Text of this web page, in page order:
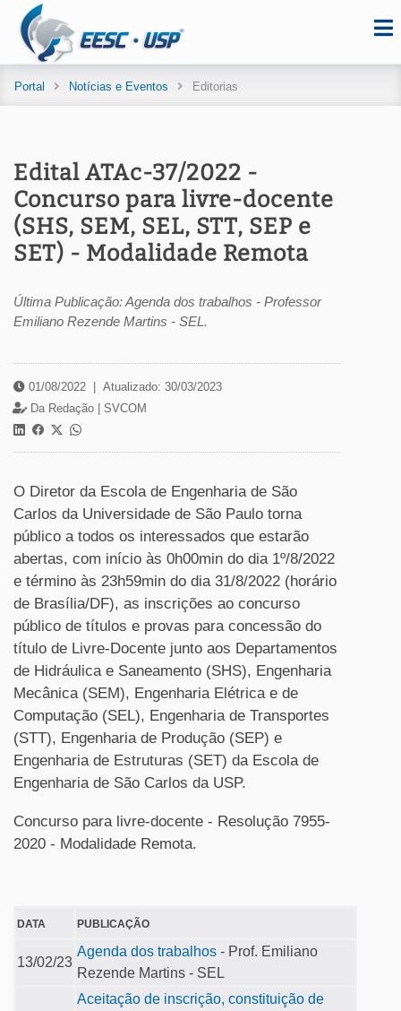
Portal Notícias e Eventos Editorias
Edital ATAc-37/2022 -
Concurso para livre-docente
(SHS, SEM, SEL, STT, SEP e
SET) - Modalidade Remota
Última Publicação: Agenda dos trabalhos - Professor
Emiliano Rezende Martins - SEL.
01/08/2022
Atualizado: 30/03/2023
Da Redação | SVCOM
O Diretor da Escola de Engenharia de São
Carlos da Universidade de São Paulo torna
público a todos os interessados que estarão
abertas, com início às 0h00min do dia 1º/8/2022
e término às 23h59min do dia 31/8/2022 (horário
de Brasília/DF), as inscrições ao concurso
público de títulos e provas para concessão do
título de Livre-Docente junto aos Departamentos
de Hidráulica e Saneamento (SHS), Engenharia
Mecânica (SEM), Engenharia Elétrica e de
Computação (SEL), Engenharia de Transportes
(STT), Engenharia de Produção (SEP) e
Engenharia de Estruturas (SET) da Escola de
Engenharia de São Carlos da USP.
Concurso para livre-docente - Resolução 7955-
2020 - Modalidade Remota.
DATA PUBLICAÇÃO
13/02/23
Agenda dos trabalhos - Prof. Emiliano
Rezende Martins - SEL
Aceitação de inscrição, constituição de